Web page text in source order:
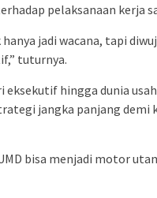
pelaksanaan kerja
jadi wacana, tapi
tuturnya.
eksekutif hingga dunia
jangka panjang demi
bisa menjadi motor